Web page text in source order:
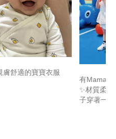
膚舒適的寶寶衣服
有
✨材質柔
子穿著一